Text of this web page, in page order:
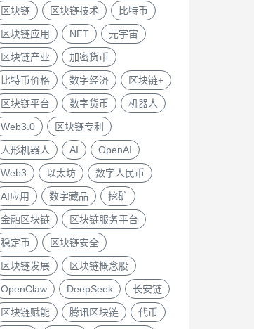
区块链 区块链技术 比特币
区块链应用 NFT 元宇宙
区块链产业 加密货币
比特币价格 数字经济 区块链+
区块链平台 数字货币 机器人
Web3.0 区块链专利
人形机器人 AI OpenAI
Web3 以太坊 数字人民币
AI应用 数字藏品 挖矿
金融区块链 区块链服务平台
稳定币 区块链安全
区块链发展 区块链概念股
OpenClaw DeepSeek 长安链
区块链赋能 腾讯区块链 代币